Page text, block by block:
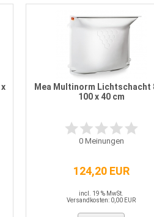
Mea Multinorm Lichtschacht
100 x 40 cm
0Meinungen
124,20 EUR
incl. 19 % MwSt.
Versandkosten: 0,00 EUR